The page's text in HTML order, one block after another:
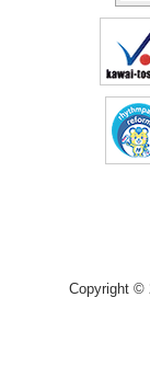
Copyright ©